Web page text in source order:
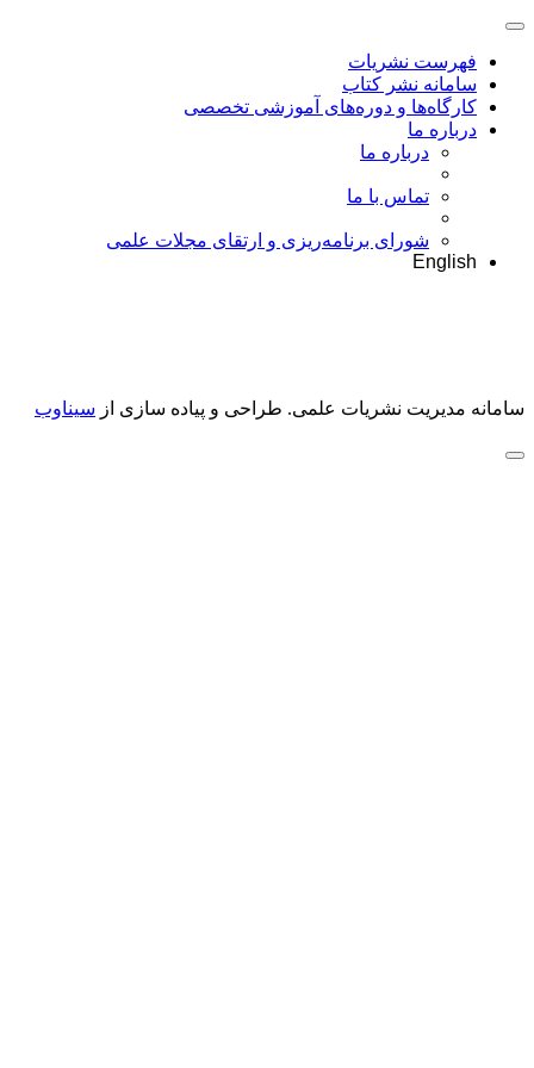
فهرست نشریات
سامانه نشر کتاب
کارگاه‌ها و دوره‌های آموزشی تخصصی
درباره ما
درباره ما
تماس با ما
شورای برنامه‌ریزی و ارتقای مجلات علمی
English
سامانه مدیریت نشریات علمی. طراحی و پیاده سازی از سیناوب